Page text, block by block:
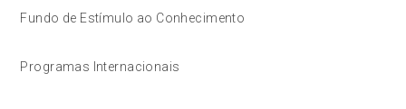
Fundo de Estímulo ao Conhecimento
Programas Internacionais